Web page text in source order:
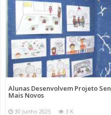
Alunas Desenvolvem Projeto
Mais Novos
30 Junho 2025 3 K